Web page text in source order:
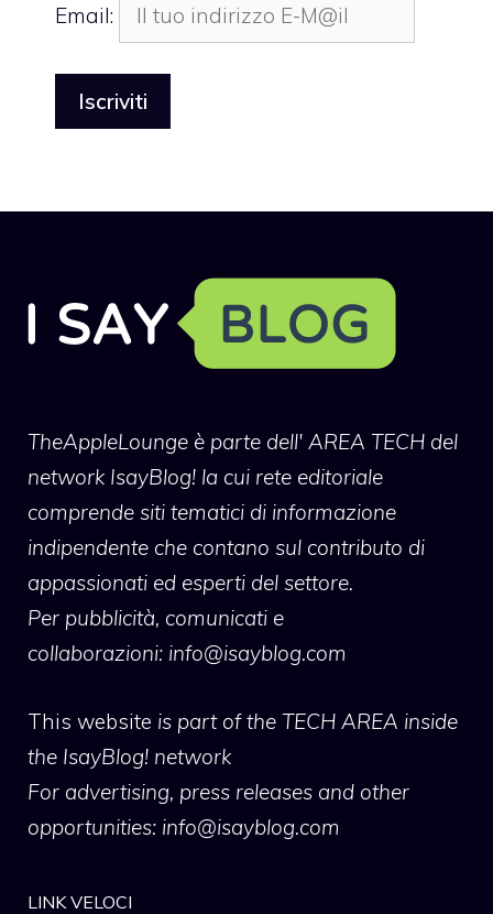
Email:
TheAppleLounge è parte dell' AREA TECH del
network IsayBlog! la cui rete editoriale
comprende siti tematici di informazione
indipendente che contano sul contributo di
appassionati ed esperti del settore.
Per pubblicità, comunicati e
collaborazioni: info@isayblog.com
This website is part of the TECH AREA inside
the IsayBlog! network
For advertising, press releases and other
opportunities: info@isayblog.com
LINK VELOCI